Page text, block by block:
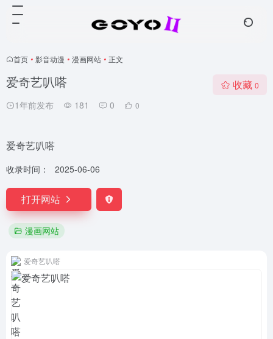
首页 • 影音动漫 • 漫画网站 • 正文
爱奇艺叭嗒
1年前发布 181 0 0
收藏 0
爱奇艺叭嗒
收录时间： 2025-06-06
打开网站
漫画网站
爱奇艺叭嗒